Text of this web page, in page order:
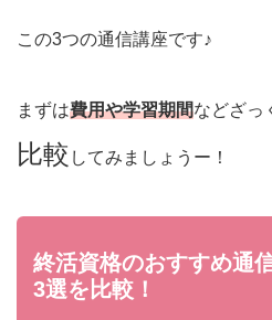
この3つの通信講座です♪
まずは費用や学習期間などざっ
比較 してみましょうー！
終活資格のおすすめ通
3選を比較！